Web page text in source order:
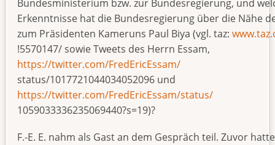
Bundesministerium bzw. zur Bundesregierung, und
Erkenntnisse hat die Bundesregierung über die Nähe
zum Präsidenten Kameruns Paul Biya (vgl. taz:
!5570147/ sowie Tweets des Herrn Essam,
https://twitter.com/FredEricEssam/
status/1017721044034052096 und
https://twitter.com/FredEricEssam/status/
1059033336235069440?s=19)?
F.-E. E. nahm als Gast an dem Gespräch teil. Zuvor